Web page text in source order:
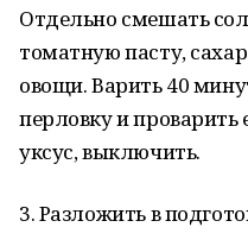
Отдельно смешать
томатную пасту,
овощи. Варить 40
перловку и
уксус, выключить.
3. Разложить в